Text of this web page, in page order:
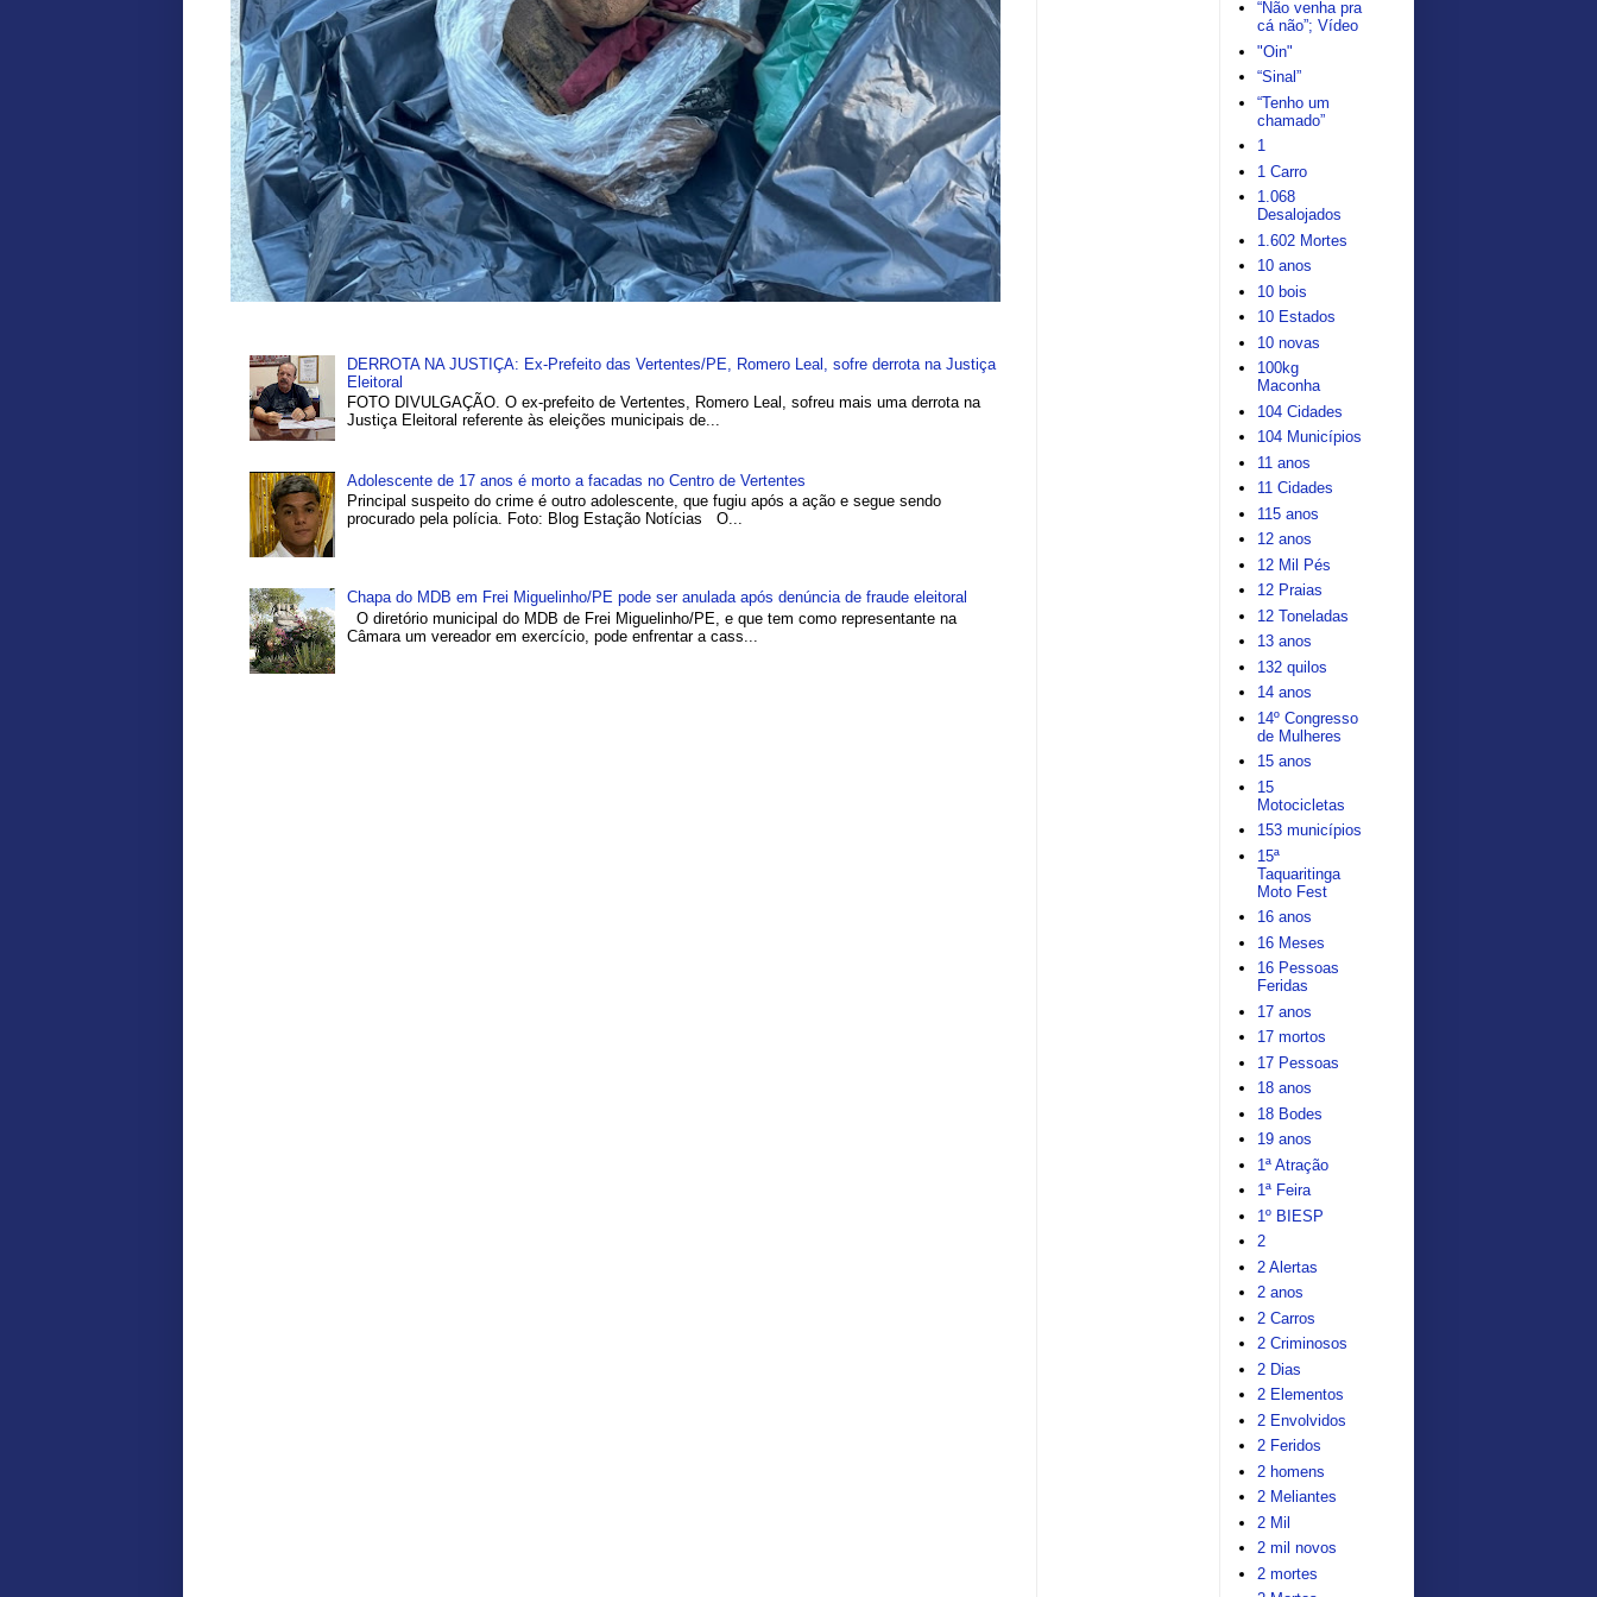
DERROTA NA JUSTIÇA: Ex-Prefeito das Vertentes/PE, Romero Leal, sofre derrota na Justiça
Eleitoral
FOTO DIVULGAÇÃO. O ex-prefeito de Vertentes, Romero Leal, sofreu mais uma derrota na
Justiça Eleitoral referente às eleições municipais de...
Adolescente de 17 anos é morto a facadas no Centro de Vertentes
Principal suspeito do crime é outro adolescente, que fugiu após a ação e segue sendo
procurado pela polícia. Foto: Blog Estação Notícias O...
Chapa do MDB em Frei Miguelinho/PE pode ser anulada após denúncia de fraude eleitoral
O diretório municipal do MDB de Frei Miguelinho/PE, e que tem como representante na
Câmara um vereador em exercício, pode enfrentar a cass...
“Não venha pra
cá não”; Vídeo
"Oin"
“Sinal”
“Tenho um
chamado”
1
1 Carro
1.068
Desalojados
1.602 Mortes
10 anos
10 bois
10 Estados
10 novas
100kg
Maconha
104 Cidades
104 Municípios
11 anos
11 Cidades
115 anos
12 anos
12 Mil Pés
12 Praias
12 Toneladas
13 anos
132 quilos
14 anos
14º Congresso
de Mulheres
15 anos
15
Motocicletas
153 municípios
15ª
Taquaritinga
Moto Fest
16 anos
16 Meses
16 Pessoas
Feridas
17 anos
17 mortos
17 Pessoas
18 anos
18 Bodes
19 anos
1ª Atração
1ª Feira
1º BIESP
2
2 Alertas
2 anos
2 Carros
2 Criminosos
2 Dias
2 Elementos
2 Envolvidos
2 Feridos
2 homens
2 Meliantes
2 Mil
2 mil novos
2 mortes